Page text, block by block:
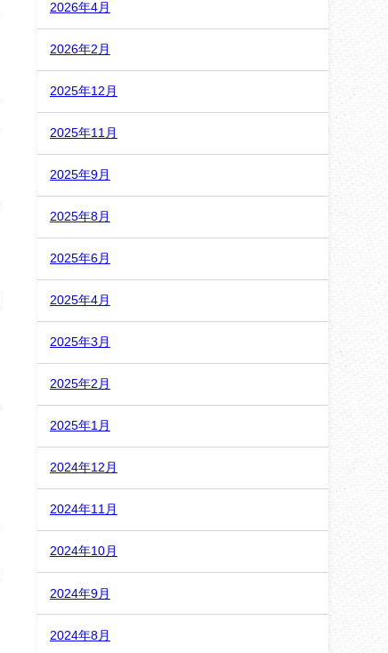
2026年4月
2026年2月
2025年12月
2025年11月
2025年9月
2025年8月
2025年6月
2025年4月
2025年3月
2025年2月
2025年1月
2024年12月
2024年11月
2024年10月
2024年9月
2024年8月